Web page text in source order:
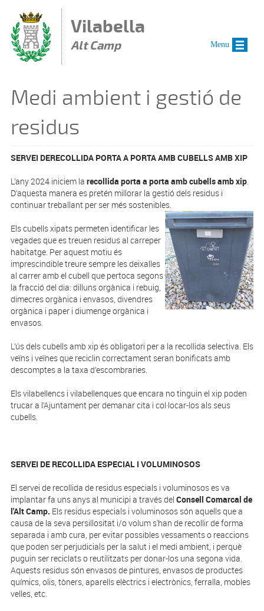
Vilabella
Alt Camp
Medi ambient i gestió de
residus
SERVEI DERECOLLIDA PORTA A PORTA AMB CUBELLS AMB XIP
L’any 2024 iniciem la recollida porta a porta amb cubells amb xip.
D’aquesta manera es pretén millorar la gestió dels residus i
continuar treballant per ser més sostenibles.
Els cubells xipats permeten identificar les
vegades que es treuen residus al carreper
habitatge. Per aquest motiu és
imprescindible treure sempre les deixalles
al carrer amb el cubell que pertoca segons
la fracció del dia: dilluns orgànica i rebuig,
dimecres orgànica i envasos, divendres
orgànica i paper i diumenge orgànica i
envasos.
L’ús dels cubells amb xip és obligatori per a la recollida selectiva. Els
veïns i veïnes que reciclin correctament seran bonificats amb
descomptes a la taxa d’escombraries.
Els vilabellencs i vilabellenques que encara no tinguin el xip poden
trucar a l’Ajuntament per demanar cita i col·locar-los als seus
cubells.
SERVEI DE RECOLLIDA ESPECIAL I VOLUMINOSOS
El servei de recollida de residus especials i voluminosos es va
implantar fa uns anys al municipi a través del Consell Comarcal de
l'Alt Camp. Els residus especials i voluminosos són aquells que a
causa de la seva persillositat i/o volum s'han de recollir de forma
separada i amb cura, per evitar possibles vessaments o reaccions
que poden ser perjudicials per la salut i el medi ambient, i perquè
puguin ser reciclats o reutilitzats per donar-los una segona vida.
Aquests residus són envasos de pintures, envasos de productes
químics, olis, tòners, aparells elèctrics i electrònics, ferralla, mobles
velles, etc.
Menu